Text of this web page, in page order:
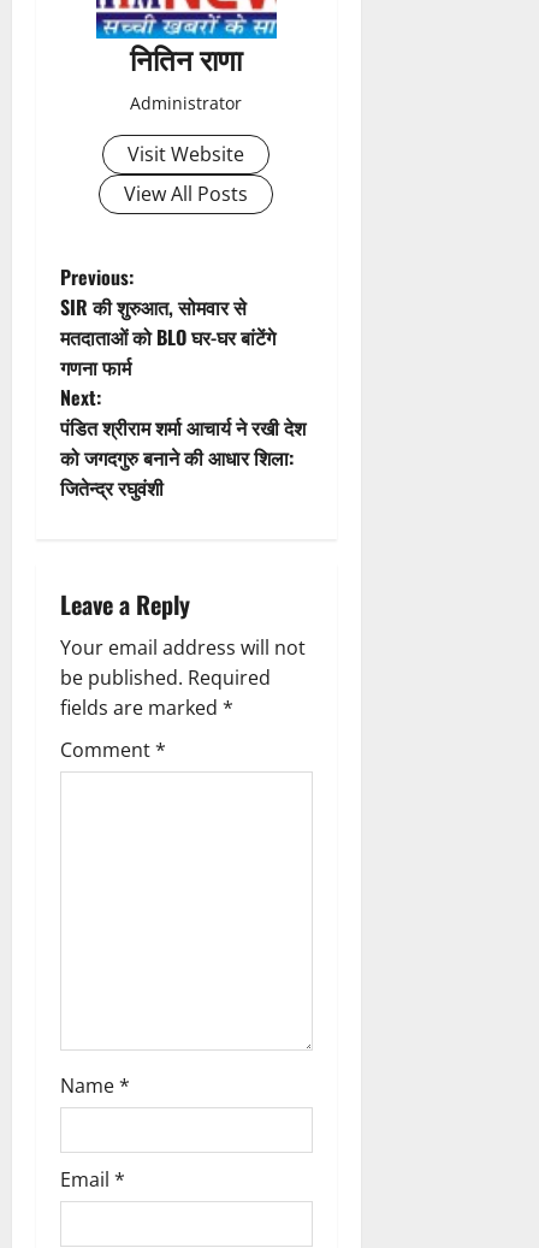
t
i
o
n
नितिन राणा
Administrator
Visit Website
View All Posts
P
o
s
t
n
v
i
g
a
Previous:
SIR की शुरुआत, सोमवार से
मतदाताओं को BLO घर-घर बांटेंगे
गणना फार्म
Next:
पंडित श्रीराम शर्मा आचार्य ने रखी देश
को जगदगुरु बनाने की आधार शिला:
जितेन्द्र रघुवंशी
Leave a Reply
Your email address will not
be published. Required
fields are marked *
Comment*
Name*
Email *